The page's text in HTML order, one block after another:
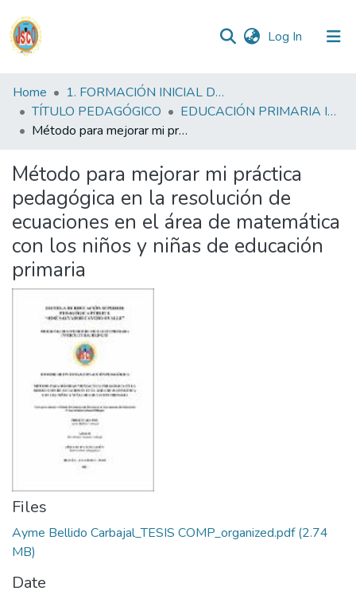
Log In (current)
Communities
&
Collections
Statistics
Reglamento
Formatos
Manuales
Home
1. FORMACIÓN INICIAL DOCENTE
TÍTULO PEDAGÓGICO
EDUCACIÓN PRIMARIA INTERCULTURAL BILINGUE FID
Método para mejorar mi práctica pedagógica en la resolución de ecuaciones en el área de matemática con los niños y niñas de educación primaria
Método para mejorar mi práctica
pedagógica en la resolución de
ecuaciones en el área de matemática
con los niños y niñas de educación
primaria
Files
Ayme Bellido Carbajal_TESIS COMP_organized.pdf(2.74
MB)
Date